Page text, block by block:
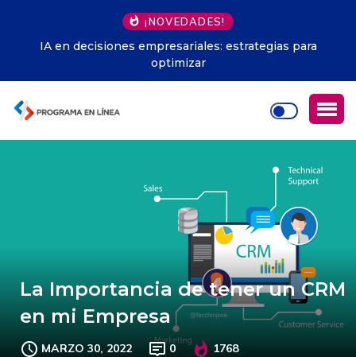
¡NOVEDADES!
IA en decisiones empresariales: estrategias para
optimizar
La Importancia de tener un CRM
en mi Empresa
MARZO 30, 2022 0 1768